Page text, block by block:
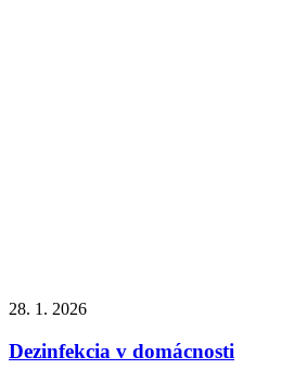
28. 1. 2026
Dezinfekcia v domácnosti